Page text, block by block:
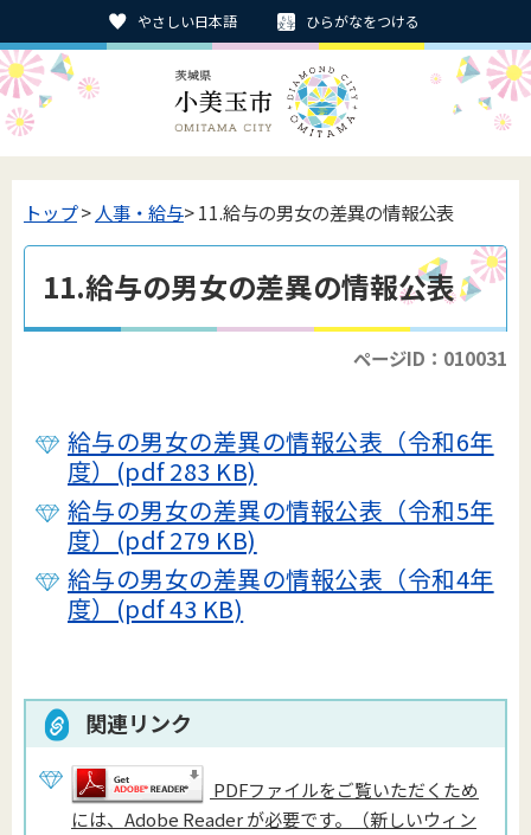
やさしい日本語 ひらがなをつける
トップ> 人事・給与> 11.給与の男女の差異の情報公表
11.給与の男女の差異の情報公表
ページID：010031
給与の男女の差異の情報公表（令和6年
度）(pdf 283 KB)
給与の男女の差異の情報公表（令和5年
度）(pdf 279 KB)
給与の男女の差異の情報公表（令和4年
度）(pdf 43 KB)
関連リンク
PDFファイルをご覧いただくため
には、Adobe Reader が必要です。（新しいウィン